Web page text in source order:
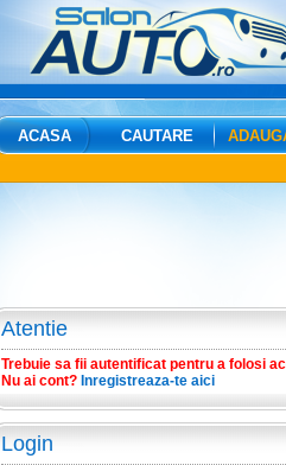
ACASA CAUTARE
Atentie
Trebuie sa fii autentificat pentru a folosi
Nu ai cont? Inregistreaza-te aici
Login